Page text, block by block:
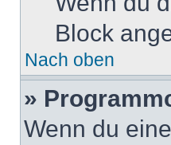
Block
Nach oben
»
Wenn du